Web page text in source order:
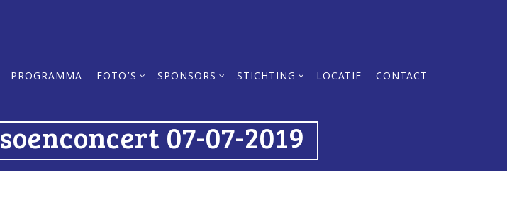
PROGRAMMA FOTO’S SPONSORS STICHTING LOCATIE CONTACT
07-07-2019